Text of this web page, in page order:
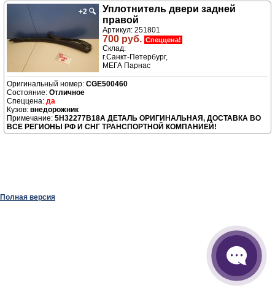
+2 🔍
Уплотнитель двери задней
правой
Артикул: 251801
700 руб. Спеццена!
Склад:
г.Санкт-Петербург,
МЕГА Парнас
CGE500460
Отличное
да
внедорожник
5H32277B18A ДЕТАЛЬ ОРИГИНАЛЬНАЯ, ДОСТАВКА ВО
ВСЕ РЕГИОНЫ РФ И СНГ ТРАНСПОРТНОЙ КОМПАНИЕЙ!
Полная версия